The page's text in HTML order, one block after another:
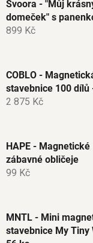
Svoora - "Můj
domeček" s
899 Kč
COBLO -
stavebnice 100 dílů
2 875 Kč
HAPE - Magnetické
zábavné obličeje
99 Kč
MNTL - Mini
stavebnice My Tiny